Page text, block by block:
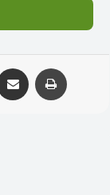
Compartilhar via e-mail